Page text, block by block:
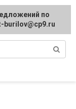
по
burilov@cp9.ru